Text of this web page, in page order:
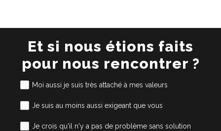
Et si nous étions faits
pour nous rencontrer ?
Moi aussi je suis très attaché à mes valeurs
Je suis au moins aussi exigeant que vous
Je crois qu'il n'y a pas de problème sans solution